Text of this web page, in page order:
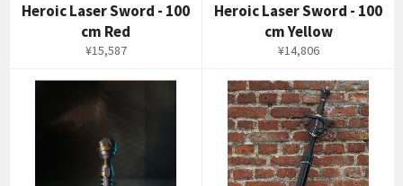
Heroic Laser Sword - 100
cm Red
通
価
格
¥15,587
Heroic Laser Sword - 100
cm Yellow
通
価
格
¥14,806